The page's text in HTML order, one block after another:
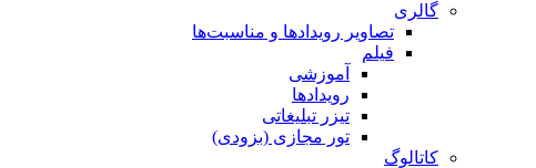
گالری
تصاویر رویدادها و مناسبت‌ها
فیلم
آموزشی
رویدادها
تیزر تبلیغاتی
تور مجازی (بزودی)
کاتالوگ